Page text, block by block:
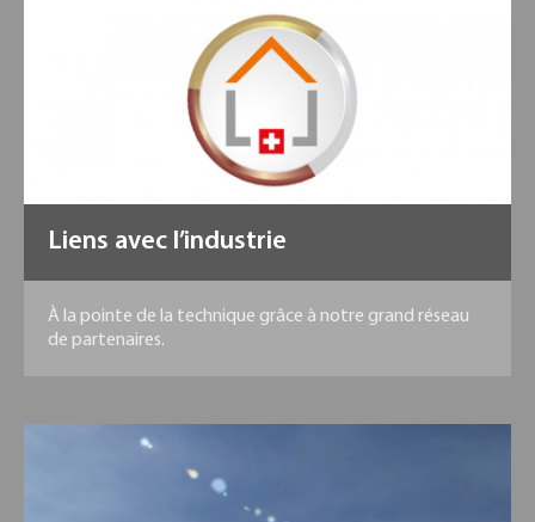
Liens avec l’industrie
À la pointe de la technique grâce à notre grand réseau
de partenaires.